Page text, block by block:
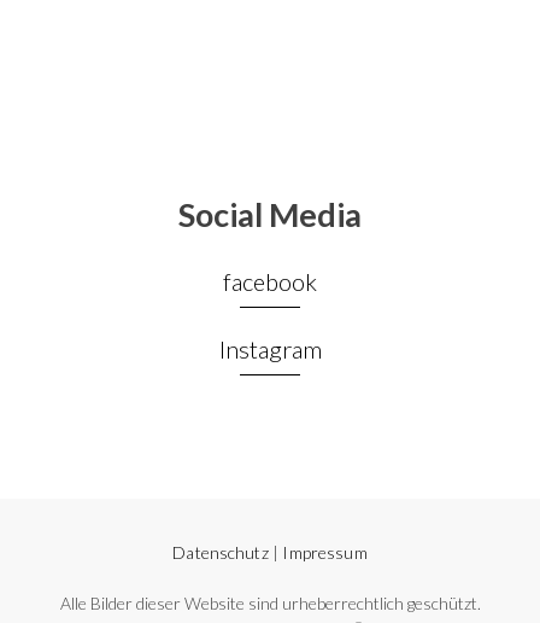
Social Media
facebook
Instagram
Datenschutz| Impressum
Alle Bilder dieser Website sind urheberrechtlich geschützt.